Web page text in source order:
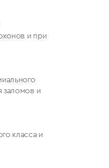
и при
заломов и
класса и